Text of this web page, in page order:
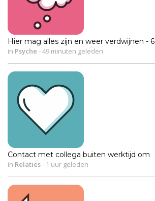
Hier mag alles zijn en weer verdwijnen - 6
in Psyche -49 minuten geleden
Contact met collega buiten werktijd om
in Relaties- 1 uur geleden